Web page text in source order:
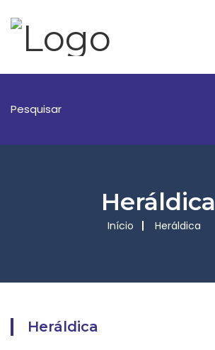
Heráldica
Início Heráldica
Heráldica